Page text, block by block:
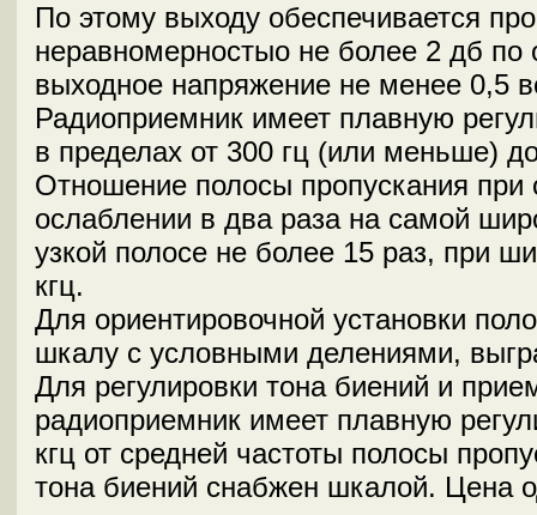
По этому выходу обеспечивается
неравномерностыо не более 2 дб по
выходное напряжение не менее 0,5
Радиоприемник имеет плавную
в пределах от 300 гц (или меньше)
Отношение полосы пропускания при
ослаблении в два раза на самой
узкой полосе не более 15 раз, при
кгц.
Для ориентировочной установки
шкалу с условными делениями,
Для регулировки тона биений и
радиоприемник имеет плавную
кгц от средней частоты полосы
тона биений снабжен шкалой. Цена